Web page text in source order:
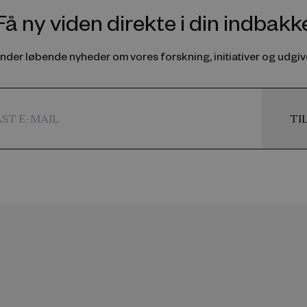
ny viden direkte i din
løbende nyheder om vores forskning, initiativer og